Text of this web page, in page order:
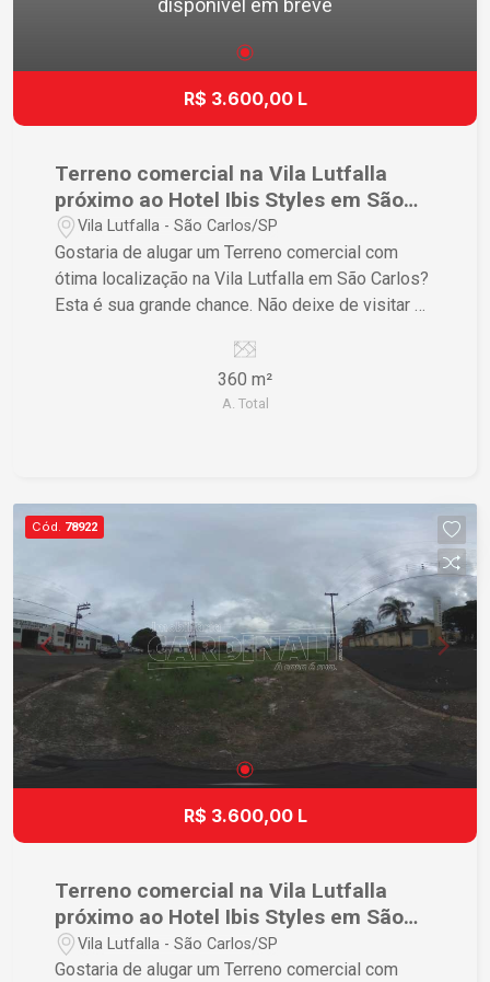
disponível em breve
R$ 3.600,00 L
Terreno comercial na Vila Lutfalla
próximo ao Hotel Ibis Styles em São
Carlos
Vila Lutfalla - São Carlos/SP
Gostaria de alugar um Terreno comercial com
ótima localização na Vila Lutfalla em São Carlos?
Esta é sua grande chance. Não deixe de visitar e
360 m²
A. Total
Cód. 78922
R$ 3.600,00 L
Terreno comercial na Vila Lutfalla
próximo ao Hotel Ibis Styles em São
Carlos
Vila Lutfalla - São Carlos/SP
Gostaria de alugar um Terreno comercial com